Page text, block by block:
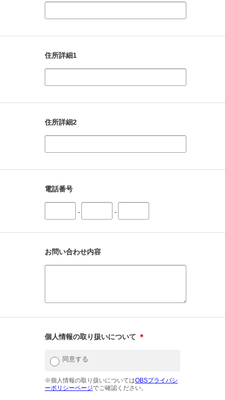
住所詳細1
住所詳細2
電話番号
- -
お問い合わせ内容
個人情報の取り扱いについて ＊
同意する
※個人情報の取り扱いについてはOBSプライバシ
ーポリシーページでご確認ください。